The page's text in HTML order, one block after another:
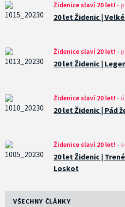
Židenice slaví 20 let! -
20 let Židenic |
Židenice slaví 20 let! -
20 let Židenic |
Židenice slaví 20 let! -
20 let Židenic | Pád
Židenice slaví 20 let! -
20 let Židenic |
Loskot
VŠECHNY ČLÁNKY